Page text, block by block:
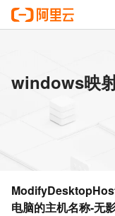
windows映
电脑的主机名称-无